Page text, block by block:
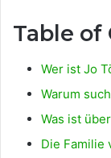
Table of
Wer ist Jo
Warum
Was ist
Die Familie